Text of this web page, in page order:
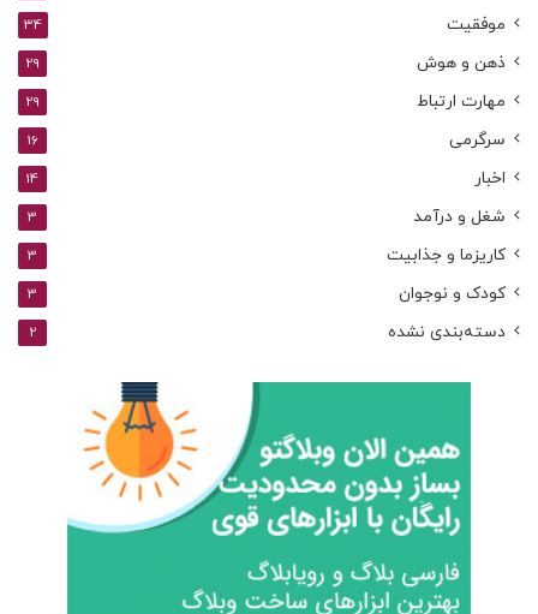
موفقیت 34
ذهن و هوش 29
مهارت ارتباط 29
سرگرمی 16
اخبار 14
شغل و درآمد 3
کاریزما و جذابیت 3
کودک و نوجوان 3
دسته‌بندی نشده 2